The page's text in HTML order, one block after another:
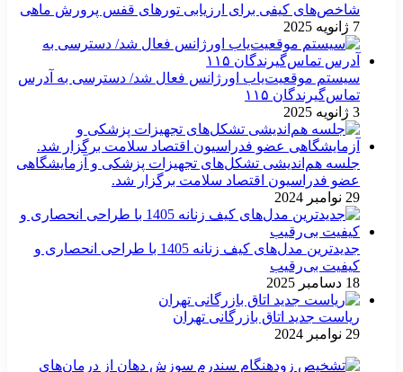
شاخص‌های کیفی برای ارزیابی تورهای قفس پرورش ماهی
7 ژانویه 2025
سیستم موقعیت‌یاب اورژانس فعال شد/ دسترسی به آدرس
تماس‌گیرندگان ۱۱۵
3 ژانویه 2025
جلسه هم‌اندیشی تشکل‌های تجهیزات پزشکی و آزمایشگاهی
عضو فدراسیون اقتصاد سلامت برگزار شد.
29 نوامبر 2024
جدیدترین مدل‌های کیف زنانه 1405 با طراحی انحصاری و
کیفیت بی‌رقیب
18 دسامبر 2025
ریاست جدید اتاق بازرگانی تهران
29 نوامبر 2024